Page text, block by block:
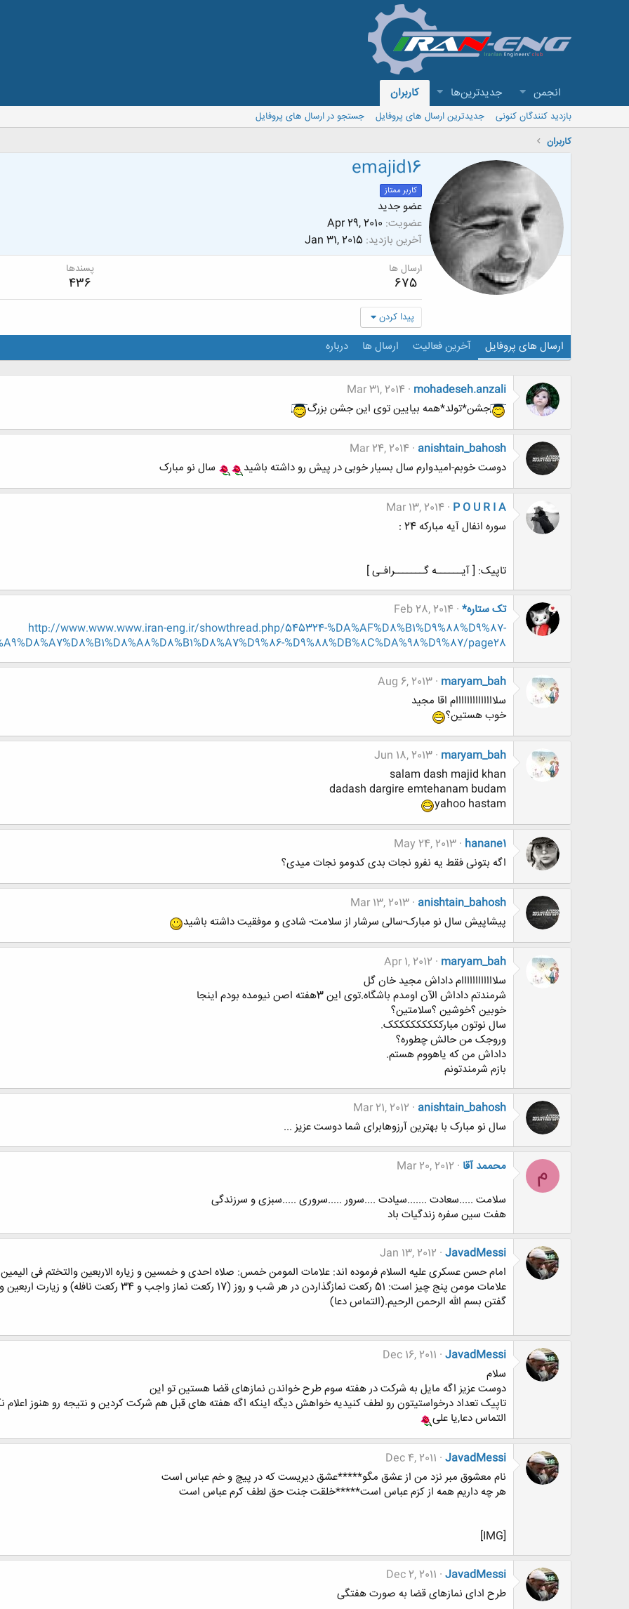
انجمن جدیدترین‌ها کاربران
بازدید کنندگان کنونی جدیدترین ارسال های پروفایل
جستجو در ارسال های پروفایل
کاربران
emajid16
کاربر ممتاز
عضو جدید
عضویت Apr 29, 2010
آخرین بازدید Jan 31, 2015
ارسال ها
675
پسندها
436
پیدا کردن
ارسال های پروفایل آخرین فعالیت ارسال ها درباره
mohadeseh.anzali
Mar 31, 2014
جشن*تولد*همه بیایین توی این جشن بزرگ
anishtain_bahosh
Mar 24, 2014
دوست خوبم-امیدوارم سال بسیار خوبی در پیش رو داشته باشید
سال نو مبارک
P O U R I A
Mar 13, 2014
سوره انفال آیه مبارکه 24 :
تاپیک: [ آیــــــه گـــــــرافـی ]
تک ستاره* Feb 28, 2014
http://www.www.www.iran-eng.ir/showthread.php/545324-%DA%AF%D8%B1%D9%88%D9%87-
%D9%88%DB%8C%DA%98%D9%87/page28
maryam_bah
Aug 6, 2013
سلاااااااااااااام اقا مجید
خوب هستین؟
maryam_bah
Jun 18, 2013
salam dash majid khan
dadash dargire emtehanam budam
yahoo hastam
hanane1
May 24, 2013
اگه بتونی فقط یه نفرو نجات بدی کدومو نجات میدی؟
anishtain_bahosh
Mar 13, 2013
پیشاپیش سال نو مبارک-سالی سرشار از سلامت- شادی و موفقیت داشته باشید
maryam_bah
Apr 1, 2012
سلاااااااااااام داداش مجید خان گل
شرمندتم داداش الآن اومدم باشگاه.توی این 3هفته اصن نیومده بودم اینجا
خوبین ؟خوشین ؟سلامتین؟
سال نوتون مبارکککککککککک.
وروجک من حالش چطوره؟
داداش من که یاهووم هستم.
بازم شرمندتونم
anishtain_bahosh
Mar 21, 2012
سال نو مبارک با بهترین آرزوهابرای شما دوست عزیز ...
م محممد آقا Mar 20, 2012
سلامت .....سعادت .......سیادت ....سرور .....سروری .....سبزی و سرزندگی
هفت سین سفره زندگیات باد
JavadMessi
Jan 13, 2012
امام حسن عسكری علیه السلام فرموده اند: علامات المومن خمس: صلاه احدی و خمسین و زیاره الاربعین والتختم فی الیمین
علامات مومن پنج چیز است: 51 ركعت نمازگذاردن در هر
گفتن بسم الله الرحمن الرحیم.(التماس دعا)
JavadMessi
Dec 16, 2011
سلام
دوست عزیز اگه مایل به شرکت در هفته سوم طرح خواندن نمازهای قضا هستین تو این
تاپیک تعداد درخواستیتون رو لطف کنیدیه خواهش دیگه اینکه اگه هفته های قبل هم شرکت کردین و نتیجه رو هنوز
التماس دعا,یا علی
JavadMessi
Dec 4, 2011
نام معشوق مبر نزد من از عشق مگو*****عشق دیریست که در پیچ و خم عباس است
هر چه داریم همه از کرَم عباس است*****خلقت جنت حق لطف کرم عباس است
[IMG]
JavadMessi
Dec 2, 2011
طرح ادای نمازهای قضا به صورت هفتگی